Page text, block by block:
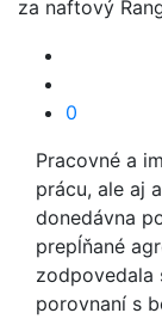
za naftový
0
Pracovné a
prácu, ale aj
donedávna
prepĺňané
zodpovedala
porovnaní s